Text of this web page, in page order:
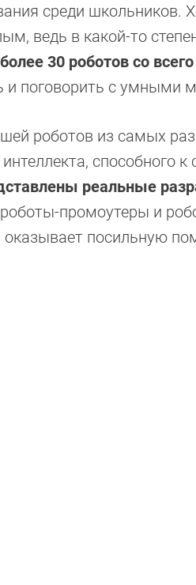
среди школьников.
ведь в какой-то
более 30 роботов со
и поговорить с умными
роботов из самых
способного
реальные
промоутеры и
оказывает посильную